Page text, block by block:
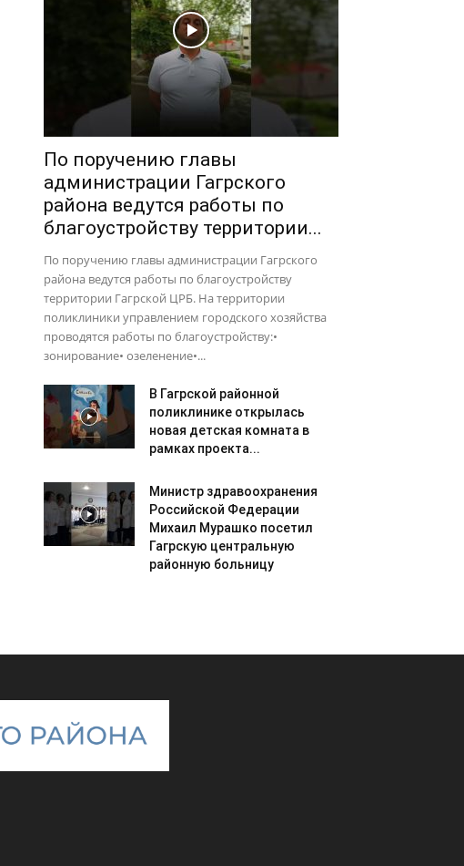
По поручению главы
администрации Гагрского
района ведутся работы по
благоустройству территории...
По поручению главы администрации Гагрского
района ведутся работы по благоустройству
территории Гагрской ЦРБ. На территории
поликлиники управлением городского хозяйства
проводятся работы по благоустройству:•
зонирование• озеленение•...
В Гагрской районной
поликлинике открылась
новая детская комната в
рамках проекта...
Министр здравоохранения
Российской Федерации
Михаил Мурашко посетил
Гагрскую центральную
районную больницу